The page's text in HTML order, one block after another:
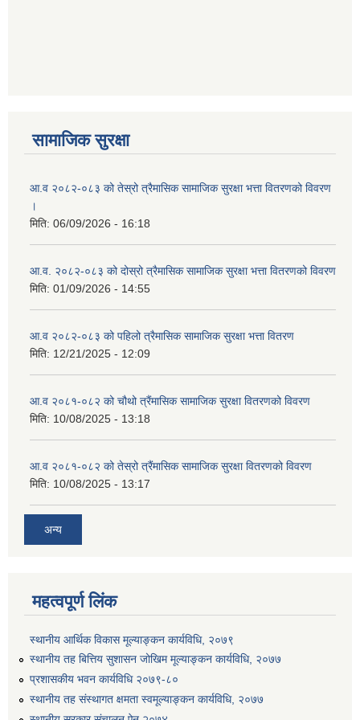
सामाजिक सुरक्षा
आ.व २०८२-०८३ को तेस्रो त्रैमासिक सामाजिक सुरक्षा भत्ता वितरणको विवरण
।
मिति: 06/09/2026 - 16:18
आ.व. २०८२-०८३ को दोस्रो त्रैमासिक सामाजिक सुरक्षा भत्ता वितरणको विवरण
मिति: 01/09/2026 - 14:55
आ.व २०८२-०८३ को पहिलो त्रैमासिक सामाजिक सुरक्षा भत्ता वितरण
मिति: 12/21/2025 - 12:09
आ.व २०८१-०८२ को चौथो त्रैंमासिक सामाजिक सुरक्षा वितरणको विवरण
मिति: 10/08/2025 - 13:18
आ.व २०८१-०८२ को तेस्रो त्रैंमासिक सामाजिक सुरक्षा वितरणको विवरण
मिति: 10/08/2025 - 13:17
अन्य
महत्वपूर्ण लिंक
स्थानीय आर्थिक विकास मूल्याङ्कन कार्यविधि, २०७९
स्थानीय तह बित्तिय सुशासन जोखिम मूल्याङ्कन कार्यविधि, २०७७
प्रशासकीय भवन कार्यविधि २०७९-८०
स्थानीय तह संस्थागत क्षमता स्वमूल्याङ्कन कार्यविधि, २०७७